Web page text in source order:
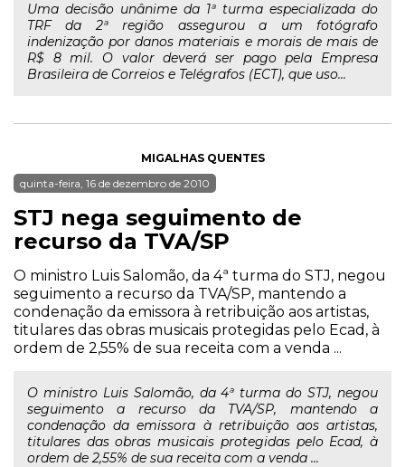
Uma decisão unânime da 1ª turma especializada do
TRF da 2ª região assegurou a um fotógrafo
indenização por danos materiais e morais de mais de
R$ 8 mil. O valor deverá ser pago pela Empresa
Brasileira de Correios e Telégrafos (ECT), que uso...
MIGALHAS QUENTES
quinta-feira, 16 de dezembro de 2010
STJ nega seguimento de
recurso da TVA/SP
O ministro Luis Salomão, da 4ª turma do STJ, negou
seguimento a recurso da TVA/SP, mantendo a
condenação da emissora à retribuição aos artistas,
titulares das obras musicais protegidas pelo Ecad, à
ordem de 2,55% de sua receita com a venda ...
O ministro Luis Salomão, da 4ª turma do STJ, negou
seguimento a recurso da TVA/SP, mantendo a
condenação da emissora à retribuição aos artistas,
titulares das obras musicais protegidas pelo Ecad, à
ordem de 2,55% de sua receita com a venda ...